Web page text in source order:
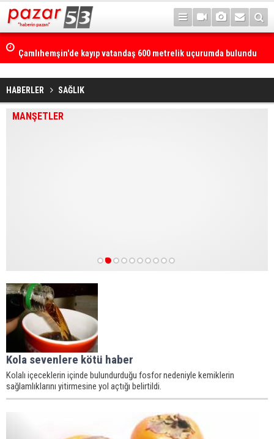
Çamlıhemşin'de kayıp vatandaş 600 metrelik uçurumda bulundu
HABERLER SAĞLIK
MANŞETLER
Kola sevenlere kötü haber
Kolalı içeceklerin içinde bulundurduğu fosfor nedeniyle kemiklerin
sağlamlıklarını yitirmesine yol açtığı belirtildi.